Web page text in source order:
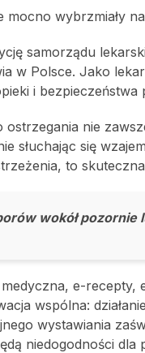
wybrzmiały
samorządu
w Polsce. Jako
i bezpieczeństwa
nie
słuchając się
to
wokół pozornie
e-recepty,
wspólna:
wystawiania
niedogodności dla